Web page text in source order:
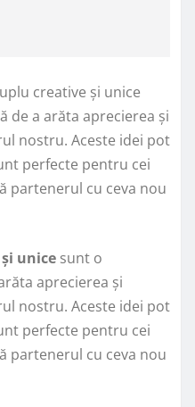
creative și unice
de a arăta aprecierea și
nostru. Aceste idei pot
perfecte pentru cei
partenerul cu ceva nou
unice sunt o
aprecierea și
nostru. Aceste idei pot
perfecte pentru cei
partenerul cu ceva nou